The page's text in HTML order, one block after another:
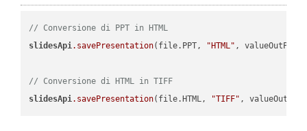
// Conversione di PPT in HTML
slidesApi.savePresentation(file.PPT, "HTML" ,
// Conversione di HTML in TIFF
slidesApi.savePresentation(file.HTML, "TIFF"